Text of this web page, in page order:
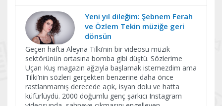
Yeni yıl dileğim: Şebnem Ferah
ve Özlem Tekin müziğe geri
dönsün
Geçen hafta Aleyna Tilki’nin bir videosu müzik
sektörünün ortasına bomba gibi düştü. Sözlerime
Uçan Kuş magazin ağzıyla başlamak istemezdim ama
Tilki’nin sözleri gerçekten benzerine daha önce
rastlanmamış derecede açık, isyan dolu ve hatta
küfürlüydü. 2000 doğumlu genç şarkıcı Instagram